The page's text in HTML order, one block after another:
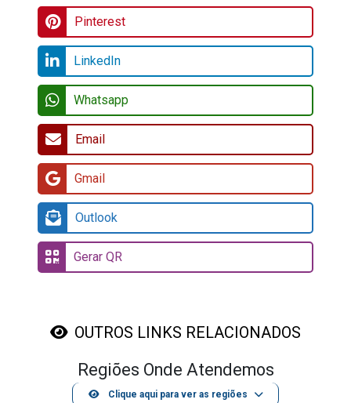
Pinterest
LinkedIn
Whatsapp
Email
Gmail
Outlook
Gerar QR
OUTROS LINKS RELACIONADOS
Regiões Onde Atendemos
Clique aqui para ver as regiões